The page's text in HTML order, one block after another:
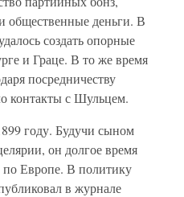
общественные деньги. В
создать опорные
и Граце. В то же время
посредничеству
контакты с Шульцем.
году. Будучи сыном
он долгое время
по Европе. В политику
в журнале